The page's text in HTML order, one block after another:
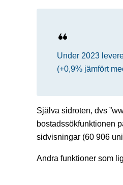
Under 2023
(+0,9% jämfört
Själva sidroten, dvs
bostadssökfunktionen
sidvisningar (60 906
Andra funktioner som